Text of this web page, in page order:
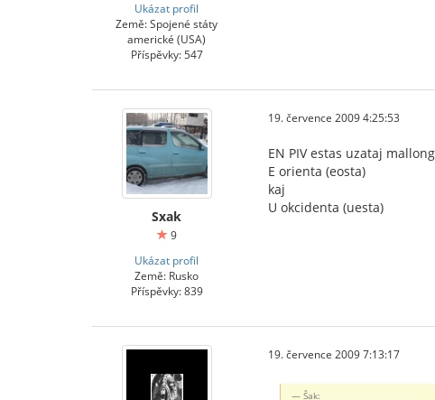
Ukázat profil
Země: Spojené státy
americké (USA)
Příspěvky: 547
Sxak
9
Ukázat profil
Země: Rusko
Příspěvky: 839
19. července 2009 4:25:53
EN PIV estas uzataj
E orienta (eosta)
kaj
U okcidenta (uesta)
19. července 2009 7:13:17
Ŝak: